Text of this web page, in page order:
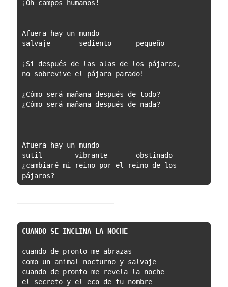
¡Oh campos humanos!
Afuera hay un mundo
salvaje       sediento      pequeño
¡Si después de las alas de los pájaros,
no sobrevive el pájaro parado!
¿Cómo será mañana después de todo?
¿Cómo será mañana después de nada?
Afuera hay un mundo
sutil        vibrante       obstinado
¿cambiaré mi reino por el reino de los
pájaros?
CUANDO SE INCLINA LA NOCHE
cuando de pronto me abrazas
como un animal nocturno y salvaje
cuando de pronto me revela la noche
el secreto y el eco de tu nombre